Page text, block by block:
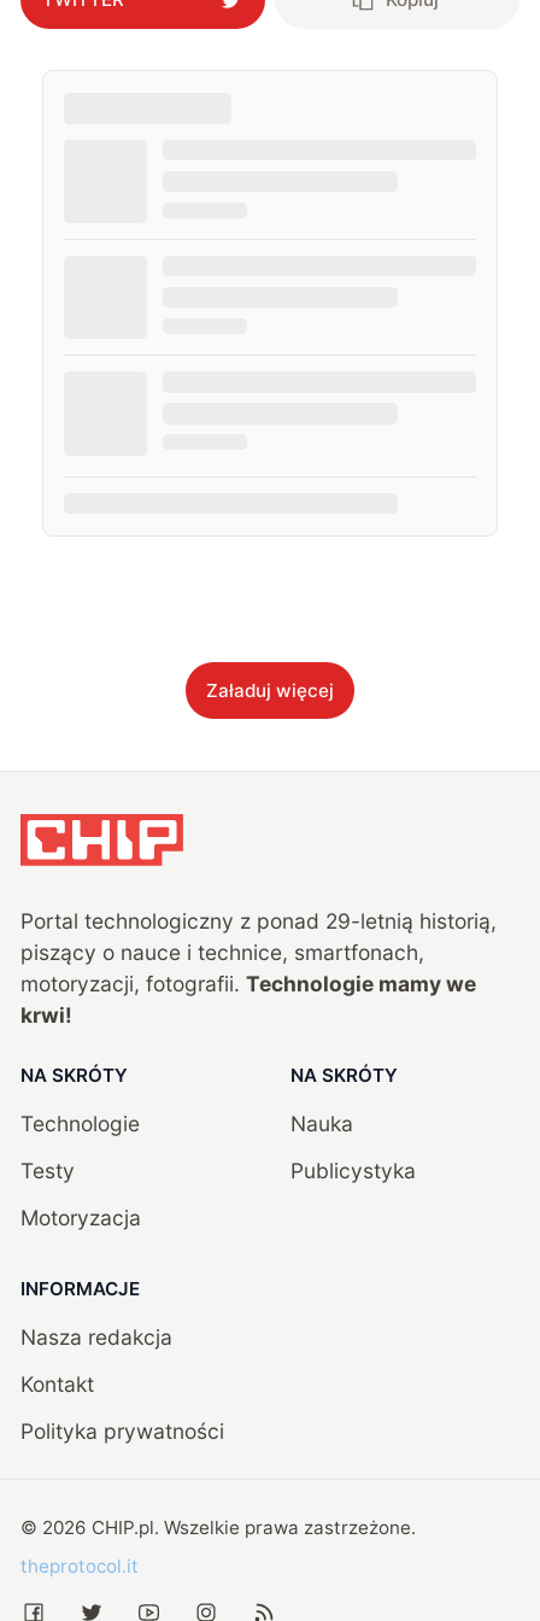
komputerowymi czy sportem.
Załaduj więcej
Portal technologiczny z ponad 29-letnią historią,
piszący o nauce i technice, smartfonach,
motoryzacji, fotografii. Technologie mamy we
krwi!
NA SKRÓTY
Technologie
Testy
Motoryzacja
NA SKRÓTY
Nauka
Publicystyka
INFORMACJE
Nasza redakcja
Kontakt
Polityka prywatności
© 2026 CHIP.pl. Wszelkie prawa zastrzeżone.
theprotocol.it